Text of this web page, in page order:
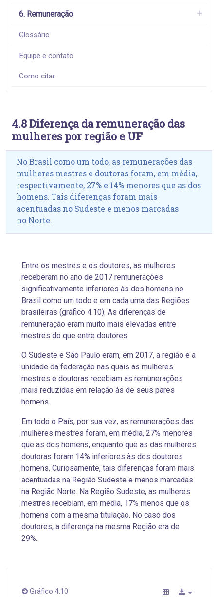
6. Remuneração
Glossário
Equipe e contato
Como citar
4.8 Diferença da remuneração das
mulheres por região e UF
No Brasil como um todo, as remunerações das
mulheres mestres e doutoras foram, em média,
respectivamente, 27% e 14% menores que as dos
homens. Tais diferenças foram mais
acentuadas no Sudeste e menos marcadas
no Norte.
Entre os mestres e os doutores, as mulheres
receberam no ano de 2017 remunerações
significativamente inferiores às dos homens no
Brasil como um todo e em cada uma das Regiões
brasileiras (gráfico 4.10). As diferenças de
remuneração eram muito mais elevadas entre
mestres do que entre doutores.
O Sudeste e São Paulo eram, em 2017, a região e a
unidade da federação nas quais as mulheres
mestres e doutoras recebiam as remunerações
mais reduzidas em relação às de seus pares
homens.
Em todo o País, por sua vez, as remunerações das
mulheres mestres foram, em média, 27% menores
que as dos homens, enquanto que as das mulheres
doutoras foram 14% inferiores às dos doutores
homens. Curiosamente, tais diferenças foram mais
acentuadas na Região Sudeste e menos marcadas
na Região Norte. Na Região Sudeste, as mulheres
mestres recebiam, em média, 17% menos que os
homens com a mesma titulação. No caso dos
doutores, a diferença na mesma Região era de
29%.
Gráfico 4.10